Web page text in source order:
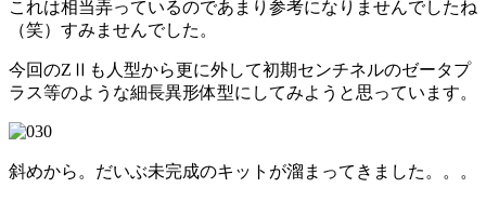
これは相当弄っているのであまり参考になりませんでしたね
（笑）すみませんでした。
今回のZⅡも人型から更に外して初期センチネルのゼータプ
ラス等のような細長異形体型にしてみようと思っています。
斜めから。だいぶ未完成のキットが溜まってきました。。。